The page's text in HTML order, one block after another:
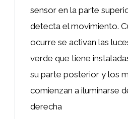
sensor en la parte
detecta el movimiento.
ocurre se activan las
verde que tiene
su parte posterior y los
comienzan a iluminarse
derecha